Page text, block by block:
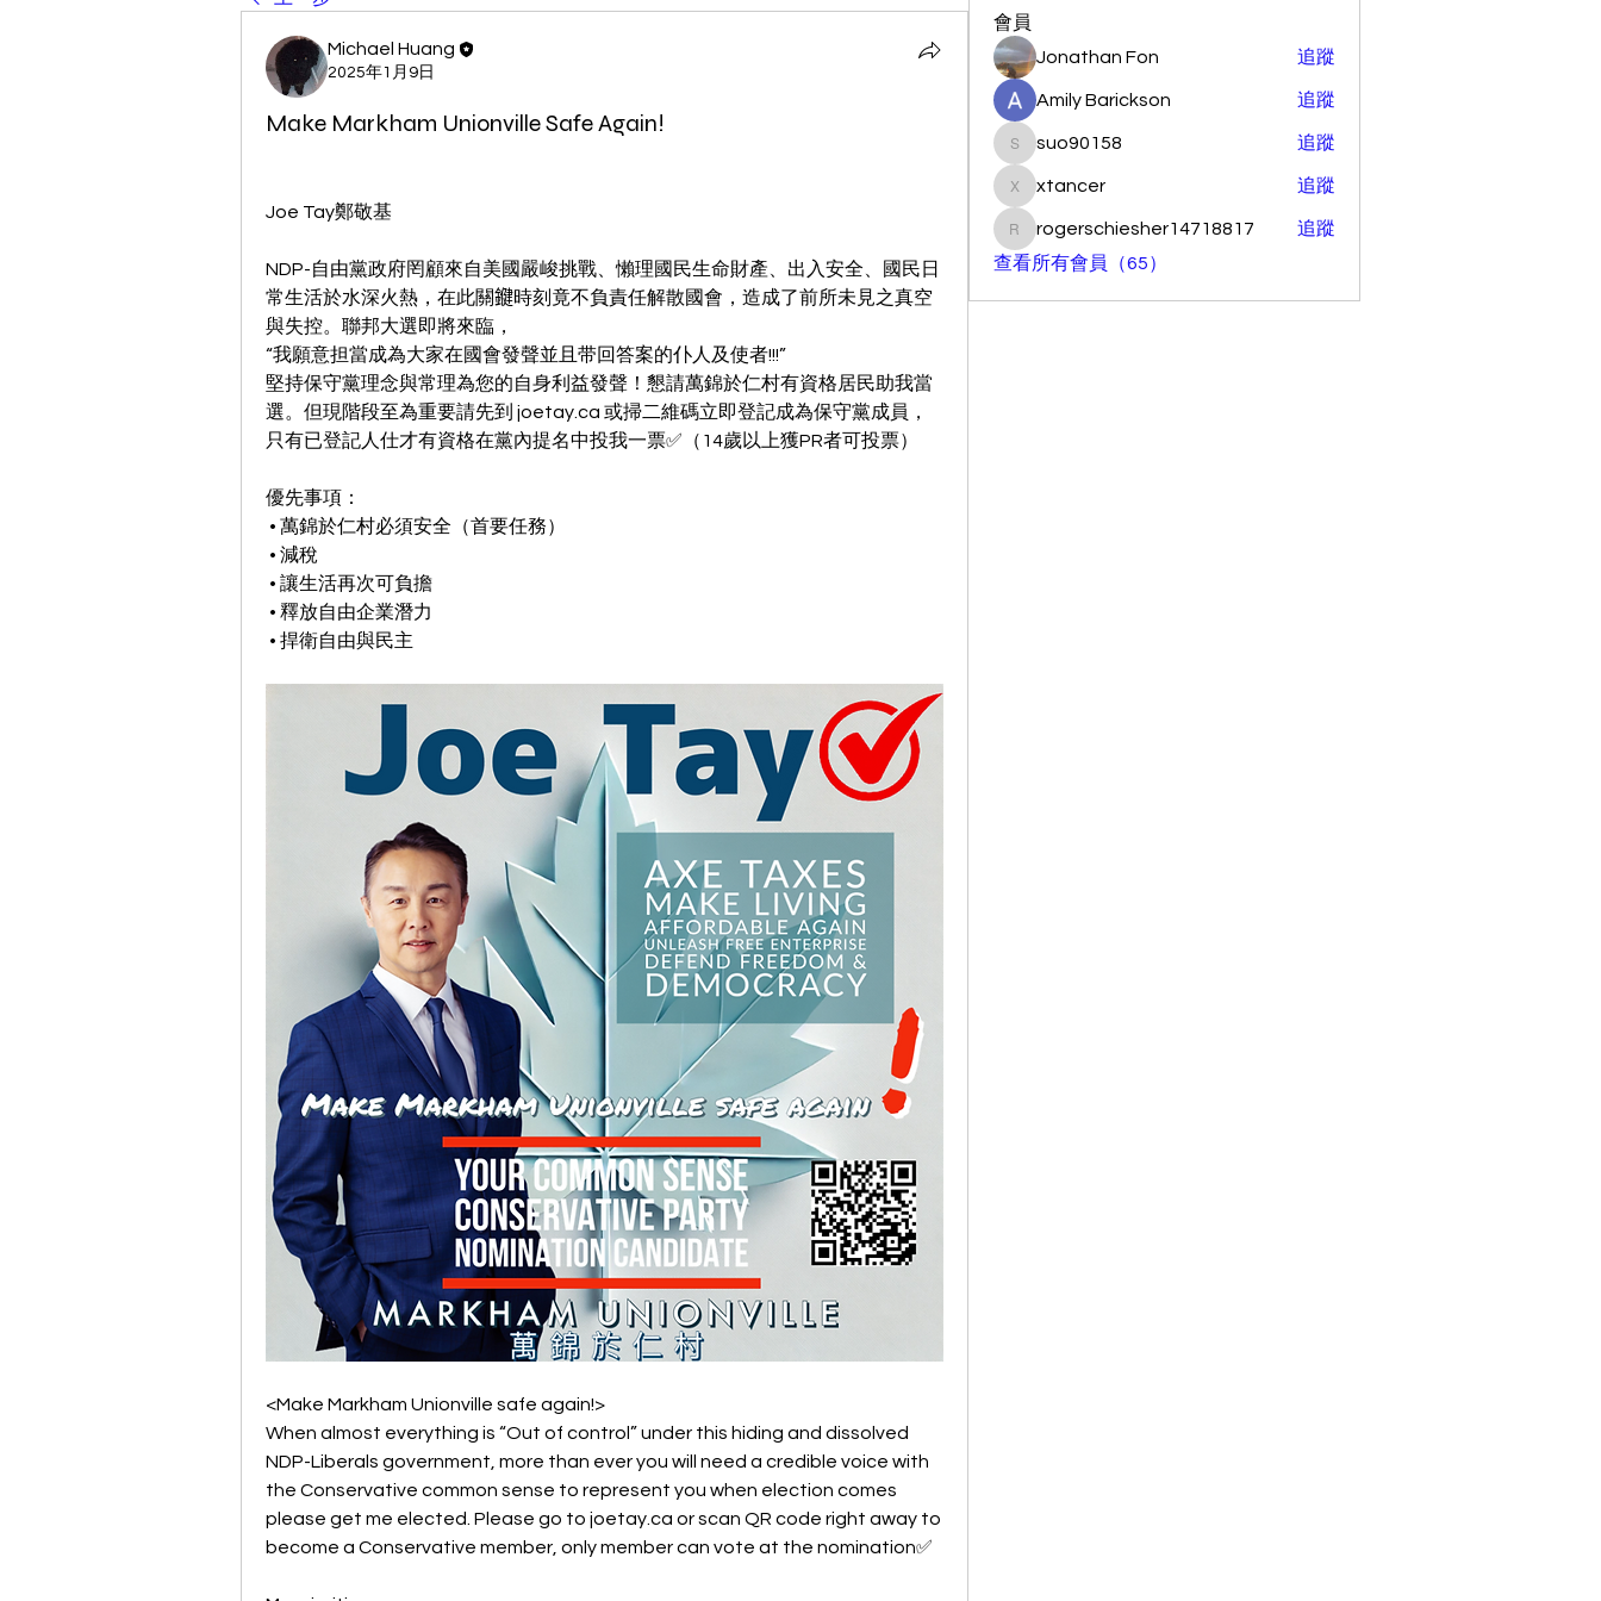
Michael Huang
2025年1月9日
Make Markham Unionville Safe Again!
Joe Tay鄭敬基
NDP-自由黨政府罔顧來自美國嚴峻挑戰、懶理國民生命財產、出入安全、國民日
常生活於水深火熱，在此關𨫡時刻竟不負責任解散國會，造成了前所未見之真空
與失控。聯邦大選即將來臨，
“我願意担當成為大家在國會發聲並且带回答案的仆人及使者!!!”
堅持保守黨理念與常理為您的自身利益發聲！懇請萬錦於仁村有資格居民助我當
選。但現階段至為重要請先到 joetay.ca 或掃二維碼立即登記成為保守黨成員，
只有已登記人仕才有資格在黨內提名中投我一票✅（14歲以上獲PR者可投票）
優先事項：
• 萬錦於仁村必須安全（首要任務）
• 減稅
• 讓生活再次可負擔
• 釋放自由企業潛力
• 捍衛自由與民主
<Make Markham Unionville safe again!>
When almost everything is “Out of control” under this hiding and dissolved
NDP-Liberals government, more than ever you will need a credible voice with
the Conservative common sense to represent you when election comes
please get me elected. Please go to joetay.ca or scan QR code right away to
become a Conservative member, only member can vote at the nomination✅
會員
Jonathan Fon 追蹤
Amily Barickson 追蹤
suo90158
suo90158 追蹤
xtancer
xtancer 追蹤
rogerschiesher14718817
rogerschiesher14718817
追蹤
查看所有會員（65）